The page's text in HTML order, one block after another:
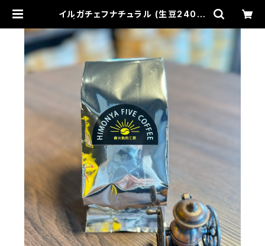
イルガチェフナチュラル (生豆240g)